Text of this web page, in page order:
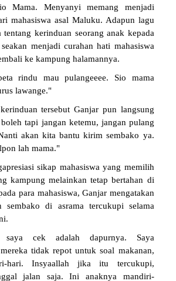
Mama. Menyanyi memang menjadi
mahasiswa asal Maluku. Adapun lagu
tentang kerinduan seorang anak kepada
menjadi curahan hati mahasiswa
ke kampung halamannya.
rindu mau pulangeeee. Sio mama
lawange."
tersebut Ganjar pun langsung
tapi jangan ketemu, jangan pulang
akan kita bantu kirim sembako ya.
lah mama."
sikap mahasiswa yang memilih
kampung melainkan tetap bertahan di
para mahasiswa, Ganjar mengatakan
sembako di asrama tercukupi selama
saya cek adalah dapurnya. Saya
tidak repot untuk soal makanan,
hari. Insyaallah jika itu tercukupi,
jalan saja. Ini anaknya mandiri-